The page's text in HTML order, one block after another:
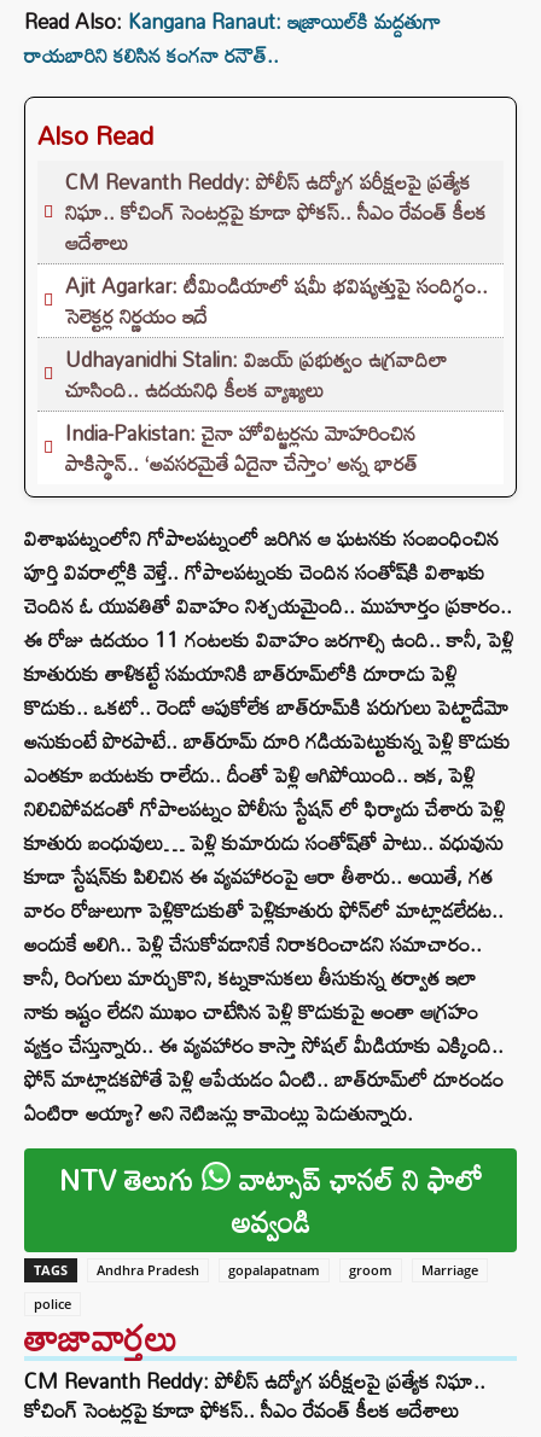
Read Also: Kangana Ranaut: ఇజ్రాయిల్‌కి మద్దతుగా
రాయబారిని కలిసిన కంగనా రనౌత్..
Also Read
CM Revanth Reddy: పోలీస్ ఉద్యోగ పరీక్షలపై ప్రత్యేక
నిఘా.. కోచింగ్ సెంటర్లపై కూడా ఫోకస్.. సీఎం రేవంత్ కీలక
ఆదేశాలు
Ajit Agarkar: టీమిండియాలో షమీ భవిష్యత్తుపై సందిగ్ధం..
సెలెక్టర్ల నిర్ణయం ఇదే
Udhayanidhi Stalin: విజయ్ ప్రభుత్వం ఉగ్రవాదిలా
చూసింది.. ఉదయనిధి కీలక వ్యాఖ్యలు
India-Pakistan: చైనా హోవిట్జర్లను మోహరించిన
పాకిస్థాన్.. ‘అవసరమైతే ఏదైనా చేస్తాం’ అన్న భారత్
విశాఖపట్నంలోని గోపాలపట్నంలో జరిగిన ఆ ఘటనకు సంబంధించిన
పూర్తి వివరాల్లోకి వెళ్తే.. గోపాలపట్నంకు చెందిన సంతోష్‌కి విశాఖకు
చెందిన ఓ యువతితో వివాహం నిశ్చయమైంది.. ముహూర్తం ప్రకారం..
ఈ రోజు ఉదయం 11 గంటలకు వివాహం జరగాల్సి ఉంది.. కానీ, పెళ్లి
కూతురుకు తాళికట్టే సమయానికి బాత్‌రూమ్‌లోకి దూరాడు పెళ్లి
కొడుకు.. ఒకటో.. రెండో ఆపుకోలేక బాత్‌రూమ్‌కి పరుగులు పెట్టాడేమో
అనుకుంటే పొరపాటే.. బాత్‌రూమ్‌ దూరి గడియపెట్టుకున్న పెళ్లి కొడుకు
ఎంతకూ బయటకు రాలేదు.. దీంతో పెళ్లి ఆగిపోయింది.. ఇక, పెళ్లి
నిలిచిపోవడంతో గోపాలపట్నం పోలీసు స్టేషన్ లో ఫిర్యాదు చేశారు పెళ్లి
కూతురు బంధువులు… పెళ్లి కుమారుడు సంతోష్‌తో పాటు.. వధువును
కూడా స్టేషన్‌కు పిలిచిన ఈ వ్యవహారంపై ఆరా తీశారు.. అయితే, గత
వారం రోజులుగా పెళ్లికొడుకుతో పెళ్లికూతురు ఫోన్‌లో మాట్లాడలేదట..
అందుకే అలిగి.. పెళ్లి చేసుకోవడానికే నిరాకరించాడని సమాచారం..
కానీ, రింగులు మార్చుకొని, కట్నకానుకలు తీసుకున్న తర్వాత ఇలా
నాకు ఇష్టం లేదని ముఖం చాటేసిన పెళ్లి కొడుకుపై అంతా ఆగ్రహం
వ్యక్తం చేస్తున్నారు.. ఈ వ్యవహారం కాస్తా సోషల్‌ మీడియాకు ఎక్కింది..
ఫోన్‌ మాట్లాడకపోతే పెళ్లి ఆపేయడం ఏంటి.. బాత్‌రూమ్‌లో దూరండం
ఏంటిరా అయ్యా? అని నెటిజన్లు కామెంట్లు పెడుతున్నారు.
NTV తెలుగు వాట్సాప్ ఛానల్ ని ఫాలో
అవ్వండి
TAGS Andhra Pradesh gopalapatnam groom
Marriage
police
తాజావార్తలు
CM Revanth Reddy: పోలీస్ ఉద్యోగ పరీక్షలపై ప్రత్యేక నిఘా..
కోచింగ్ సెంటర్లపై కూడా ఫోకస్.. సీఎం రేవంత్ కీలక ఆదేశాలు